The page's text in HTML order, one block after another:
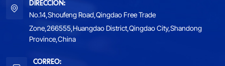
DIRECCIÓN:
No.14,Shoufeng Road,Qingdao Free Trade
Zone,266555,Huangdao District,Qingdao City,Shandong
Province,China
CORREO: